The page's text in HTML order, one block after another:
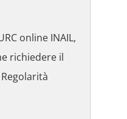
online INAIL,
richiedere il